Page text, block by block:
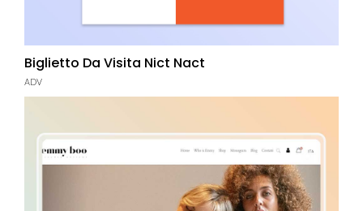
Biglietto Da Visita Nict Nact
ADV